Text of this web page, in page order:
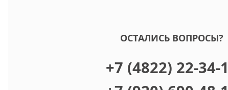
ОСТАЛИСЬ ВОПРОСЫ?
+7 (4822) 22-34-